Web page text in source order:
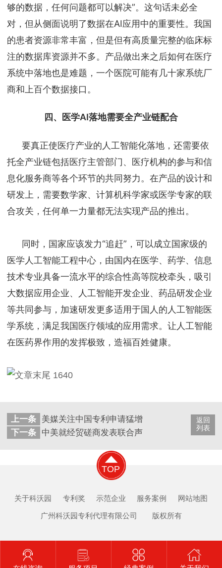
够的数据，任何问题都可以解决”。这句话未必全
对，但从侧面说明了数据在AI应用中的重要性。我国
的患者资源非常丰富，但是但有高质量完整的临床标
注的数据库资源并不多。产品做出来之后如何在医疗
系统中落地也是难题，一个医院可能有几十家系统厂
商和上百个数据接口。
四、医学AI落地需要全产业链配合
要真正使医疗产业的人工智能化落地，还需要依
托全产业链包括医疗主管部门、医疗机构的参与和信
息化服务商等各个环节的共同努力。在产品的设计和
研发上，需要数学家、计算机科学家或医学专家的联
合攻关，任何单一力量都无法实现产品的推出。
同时，国家应该发力“追赶”，可以成立国家级的
医学人工智能工程中心，由国内在医学、药学、信息
技术专业具备一流水平的综合性高等院校牵头，吸引
大数据应用企业、人工智能开发企业、药品研发企业
等共同参与，加速研发更多适用于国人的人工智能医
学系统，满足我国医疗领域的应用需求。让人工智能
在医药界作用的发挥极致，造福百姓健康。
返回
列表
上一条
美媒关注中国专利申请猛增：部分领域超美国
下一条
中美就经贸磋商发表联合声明：双方高度重视
TOP
关于科沃园 专利奖 示范企业 服务案例 网站地图
广州科沃园专利代理有限公司 版权所有